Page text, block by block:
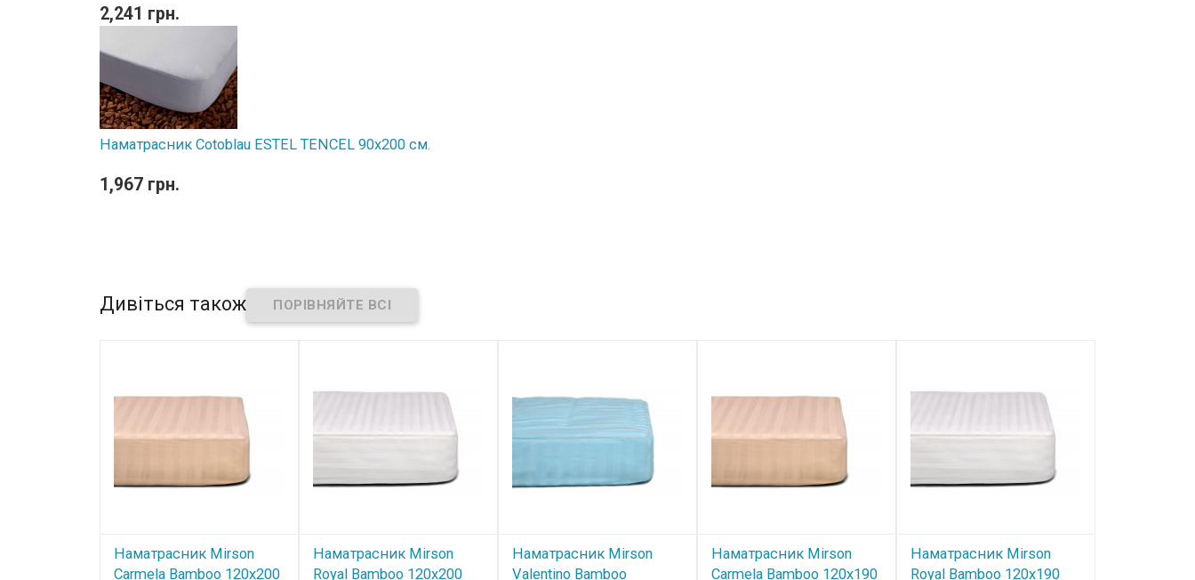
2,241 грн.
Наматрасник Cotoblau ESTEL TENCEL 90х200 см.
1,967 грн.
Дивіться також
Наматрасник Mirson
Carmela Bamboo 120x200
Наматрасник Mirson
Royal Bamboo 120x200
Наматрасник Mirson
Valentino Bamboo
Наматрасник Mirson
Carmela Bamboo 120x190
Наматрасник Mirson
Royal Bamboo 120x190